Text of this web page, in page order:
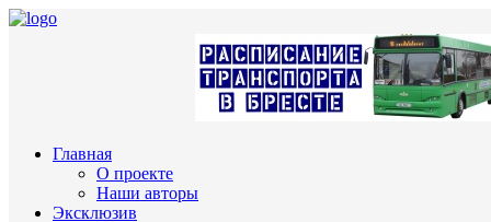
Главная
О проекте
Наши авторы
Эксклюзив